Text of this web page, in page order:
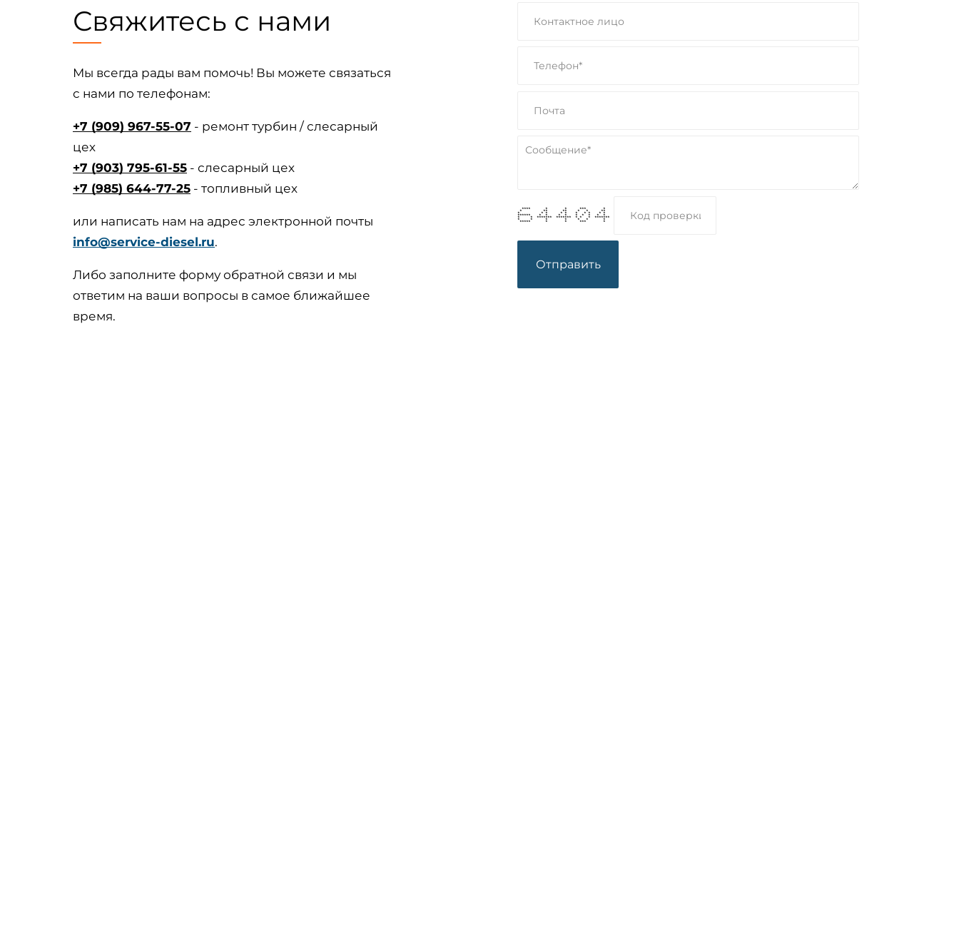
Свяжитесь с нами
Мы всегда рады вам помочь! Вы можете связаться
с нами по телефонам:
+7 (909) 967-55-07 - ремонт турбин / слесарный
цех
+7 (903) 795-61-55 - слесарный цех
+7 (985) 644-77-25 - топливный цех
или написать нам на адрес электронной почты
info@service-diesel.ru.
Либо заполните форму обратной связи и мы
ответим на ваши вопросы в самое ближайшее
время.
**** * * *** *
* ** ** * * **
* * * * * * * * * *
****** * * * * * * * * *
* * ******* ******* * * * *******
* * * * * * *
***** * * *** *